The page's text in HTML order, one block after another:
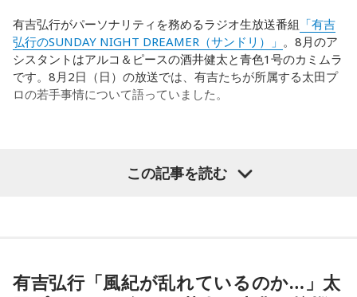
ます。
ただ、あれだけケガ人が出て、誰が出ても同じようなサッカ
ーができて、グループステージをああいう形で抜けられたと
いうのは今までなかったことですし、力がついているのは事
番組名：SPORTS BEAT supported by TOYOTA
放送日時：毎週土曜 10:00～10:50
に対して変化しなきゃいけない。「こういうやり方をしま
す」「だったらこう対応します」と。
そうすると、対応された側がまた変えてくるんですよ、それ
も試合中に。ですから、ベンチからでも戦術や戦略はある程
ブラジル戦のときも「守ろう」という気持ちはなくても、ブ
だ、これは日本だけではなく、アルゼンチンと対戦したイン
グランドもそういう展開になったんですよ。サッカーってそ
有吉弘行がパーソナリティを務めるラジオ生放送番組 「有吉
弘行のSUNDAY NIGHT DREAMER（サンドリ）」 。8月のア
シスタントはアルコ＆ピースの酒井健太と青色1号のカミムラ
です。8月2日（日）の放送では、有吉たちが所属する太田プ
ロの若手事情について語っていました。
とがあると切り出し、「賞レースで結果を残していないコン
ビ、（芸歴18年目の）ぐりんぴーすがよく愚痴をこぼしてい
この記事を読む
有吉弘行「風紀が乱れているのか…」太